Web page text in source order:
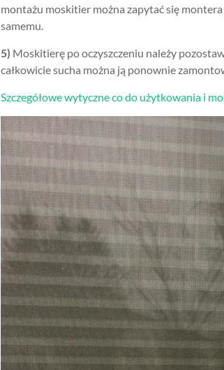
montażu moskitier można zapytać się
samemu.
5) Moskitierę po oczyszczeniu należy
całkowicie sucha można ją ponownie
Szczegółowe wytyczne co do użytkowania i